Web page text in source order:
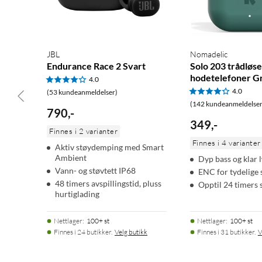
JBL
Endurance Race 2 Svart
4.0
(53 kundeanmeldelser)
790,-
Finnes i 2 varianter
Aktiv støydemping med Smart
Ambient
Vann- og støvtett IP68
48 timers avspillingstid, pluss
hurtiglading
Nettlager: 100+ st
Finnes i 24 butikker. Velg butikk
Nomadelic
Solo 203
hodetelefoner
4.0
(142
349,-
Finnes i 4 varianter
Dyp bass og klar
ENC for tydelige
Opptil 24 timers
Nettlager: 100+ st
Finnes i 31 butikker.